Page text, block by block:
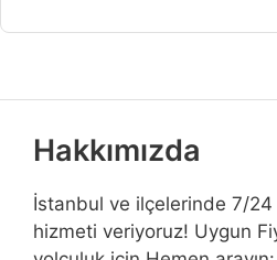
Hakkımızda
İstanbul ve ilçelerinde 7/
hizmeti veriyoruz! Uygun